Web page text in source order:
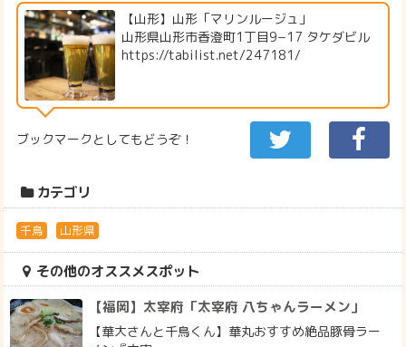
【山形】山形「マリンルージュ」
山形県山形市香澄町1丁目9−17 タケダビル
https://tabilist.net/247181/
ブックマークとしてもどうぞ！
カテゴリ
千鳥 山形県
その他のオススメスポット
【福岡】太宰府「太宰府 八ちゃんラーメン」
【華大さんと千鳥くん】華丸おすすめ絶品豚骨ラー